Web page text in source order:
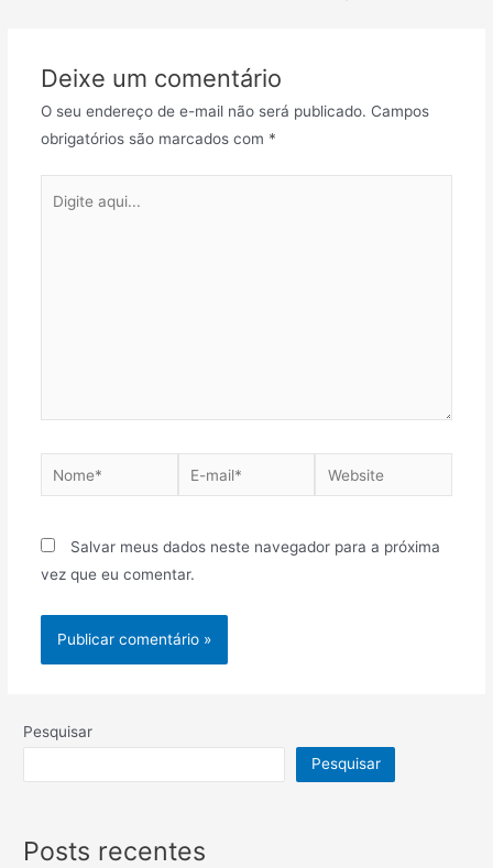
Deixe um comentário
O seu endereço de e-mail não será publicado. Campos
obrigatórios são marcados com *
Salvar meus dados neste navegador para a próxima
vez que eu comentar.
Pesquisar
Pesquisar
Posts recentes